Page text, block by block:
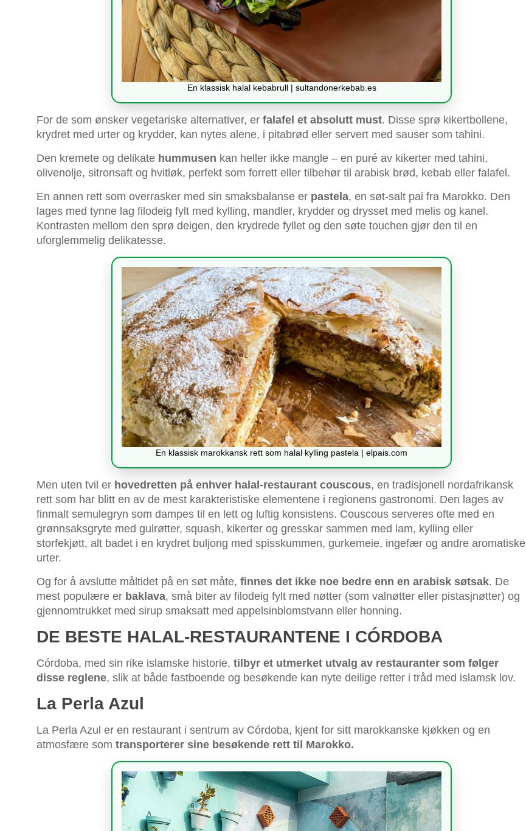
En klassisk halal kebabrull | sultandonerkebab.es
For de som ønsker vegetariske alternativer, er falafel et absolutt must. Disse sprø kikertbollene,
krydret med urter og krydder, kan nytes alene, i pitabrød eller servert med sauser som tahini.
Den kremete og delikate hummusen kan heller ikke mangle – en puré av kikerter med tahini,
olivenolje, sitronsaft og hvitløk, perfekt som forrett eller tilbehør til arabisk brød, kebab eller falafel.
En annen rett som overrasker med sin smaksbalanse er pastela, en søt-salt pai fra Marokko. Den
lages med tynne lag filodeig fylt med kylling, mandler, krydder og drysset med melis og kanel.
Kontrasten mellom den sprø deigen, den krydrede fyllet og den søte touchen gjør den til en
uforglemmelig delikatesse.
En klassisk marokkansk rett som halal kylling pastela | elpais.com
Men uten tvil er hovedretten på enhver halal-restaurant couscous, en tradisjonell nordafrikansk
rett som har blitt en av de mest karakteristiske elementene i regionens gastronomi. Den lages av
finmalt semulegryn som dampes til en lett og luftig konsistens. Couscous serveres ofte med en
grønnsaksgryte med gulrøtter, squash, kikerter og gresskar sammen med lam, kylling eller
storfekjøtt, alt badet i en krydret buljong med spisskummen, gurkemeie, ingefær og andre aromatiske
urter.
Og for å avslutte måltidet på en søt måte, finnes det ikke noe bedre enn en arabisk søtsak. De
mest populære er baklava, små biter av filodeig fylt med nøtter (som valnøtter eller pistasjnøtter) og
gjennomtrukket med sirup smaksatt med appelsinblomstvann eller honning.
DE BESTE HALAL-RESTAURANTENE I CÓRDOBA
Córdoba, med sin rike islamske historie, tilbyr et utmerket utvalg av restauranter som følger
disse reglene, slik at både fastboende og besøkende kan nyte deilige retter i tråd med islamsk lov.
La Perla Azul
La Perla Azul er en restaurant i sentrum av Córdoba, kjent for sitt marokkanske kjøkken og en
atmosfære som transporterer sine besøkende rett til Marokko.